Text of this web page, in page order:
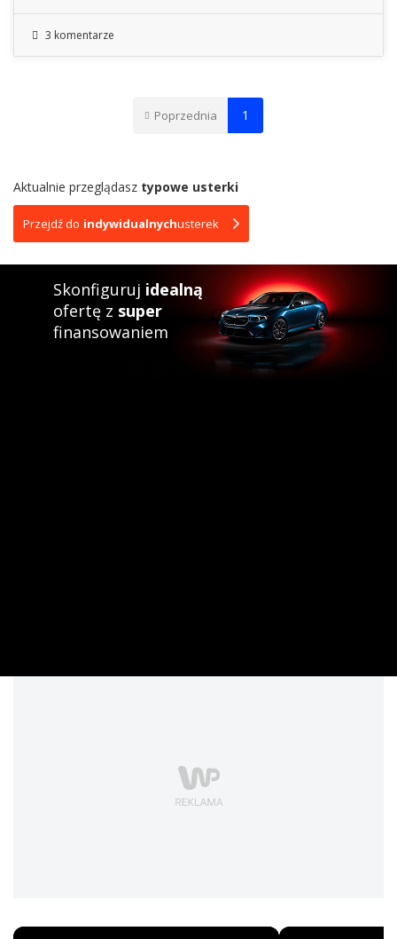
3 komentarze
Poprzednia 1
Aktualnie przeglądasz typowe usterki
Przejdź do indywidualnychusterek
Skonfiguruj idealną
ofertę z super
finansowaniem